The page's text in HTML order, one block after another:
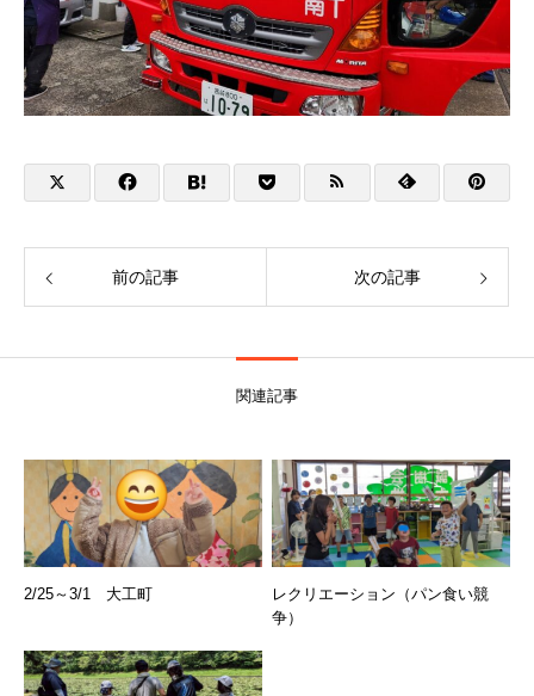
前の記事 次の記事
関連記事
2/25～3/1 大工町
レクリエーション（パン食い競
争）